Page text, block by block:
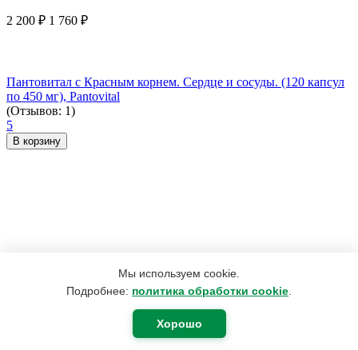
Мы используем cookie.
Подробнее: политика обработки cookie
Хорошо
2 200 ₽ 1 760 ₽
Пантовитал с Красным корнем. Сердце и сосуды. (120 капсул
по 450 мг), Pantovital
(Отзывов: 1)
5
В корзину